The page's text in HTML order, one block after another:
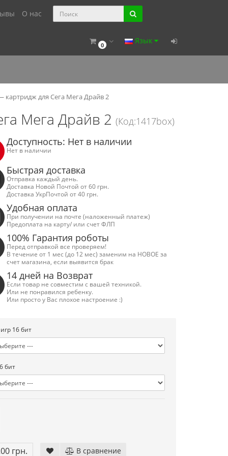
О нас
0 Язык
картридж для Сега Мега Драйв 2
Мега Драйв 2 (Код:1417box)
Доступность: Нет в наличии
Нет в наличии
Быстрая доставка
Отправка каждый день.
Доставка Новой Почтой от 60 грн.
Доставка УкрПочтой от 40 грн.
Удобная оплата
При получении на почте (наложенный платеж)
Предоплата на карту/ или счет ФЛП
100% Гарантия роботы
Перед отправкой все проверяем!
В течение от 1 мес (до 12 мес) заменим на НОВОЕ за
счет магазина, если выявится брак
14 дней на Возврат
Если товар не совместим с вашей техникой.
Или не понравился ребенку.
Или просто у Вас плохое настроение :)
16 бит
бит
грн. В сравнение